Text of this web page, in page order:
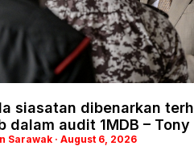
siasatan dibenarkan
dalam audit 1MDB – Tony
Sarawak August 6, 2026